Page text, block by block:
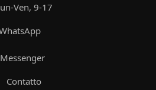
Ven, 9-17
Messenger
Contatto